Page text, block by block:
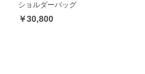
ショルダーバッグ
￥30,800